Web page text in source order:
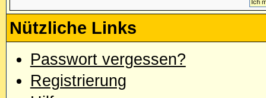
Nützliche Links
Passwort vergessen?
Registrierung